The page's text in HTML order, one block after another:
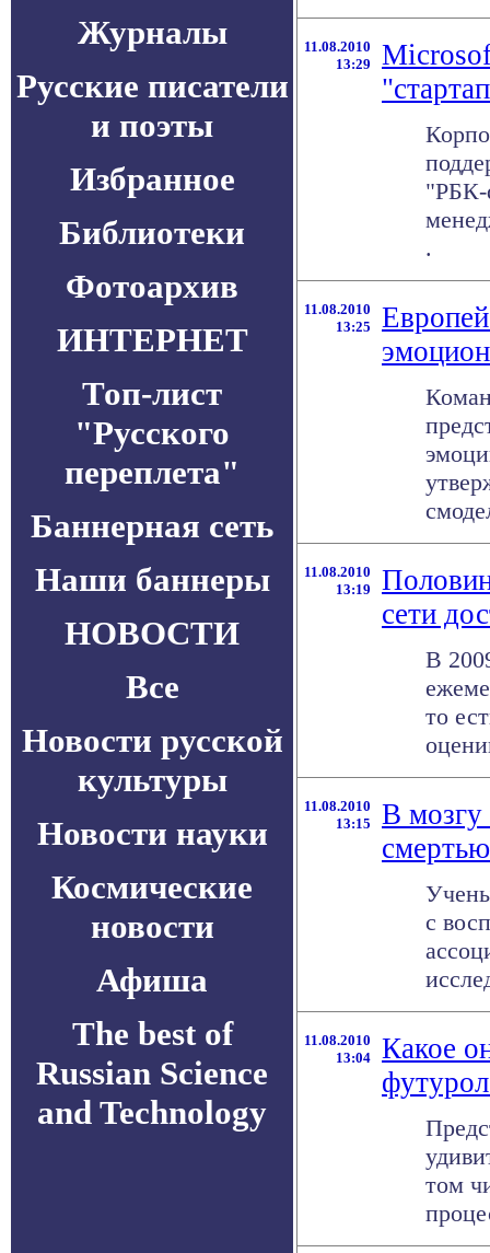
Журналы
Русские писатели
и поэты
Избранное
Библиотеки
Фотоархив
ИНТЕРНЕТ
Топ-лист
"Русского
переплета"
Баннерная сеть
Наши баннеры
НОВОСТИ
Все
Новости русской
культуры
Новости науки
Космические
новости
Афиша
The best of
Russian Science
and Technology
11.08.2010
13:29
"РБК-
.
11.08.2010
13:25
11.08.2010
13:19
сети
В
то
11.08.2010
13:15
В мозгу
смертью
с
11.08.2010
13:04
Какое
том